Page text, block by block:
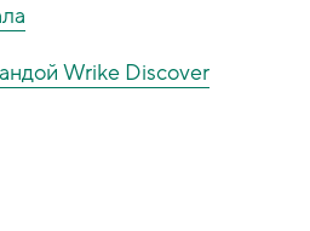
Wrike Discover